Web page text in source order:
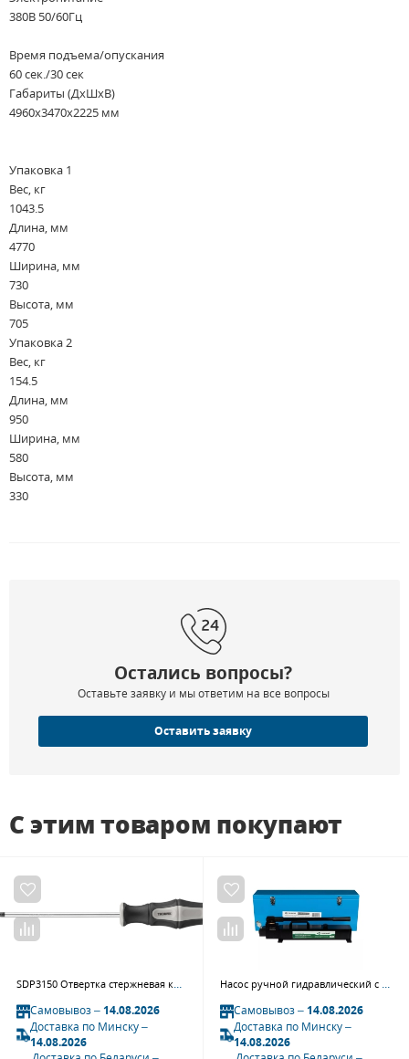
380В 50/60Гц
Время подъема/опускания
60 сек./30 сек
Габариты (ДхШхВ)
4960х3470х2225 мм
Упаковка 1
Вес, кг
1043.5
Длина, мм
4770
Ширина, мм
730
Высота, мм
705
Упаковка 2
Вес, кг
154.5
Длина, мм
950
Ширина, мм
580
Высота, мм
330
Остались вопросы?
Оставьте заявку и мы ответим на все вопросы
Оставить заявку
С этим товаром покупают
SDP3150 Отвертка стержневая крестовая, PH3x150 мм
Самовывоз –14.08.2026
Доставка по Минску –
14.08.2026
Насос ручной гидравлический с алюминиевым корпусом GARWIN PRO GHE-HP2000-1980 (2000 бар, 1,98 л)
Самовывоз –14.08.2026
Доставка по Минску –
14.08.2026